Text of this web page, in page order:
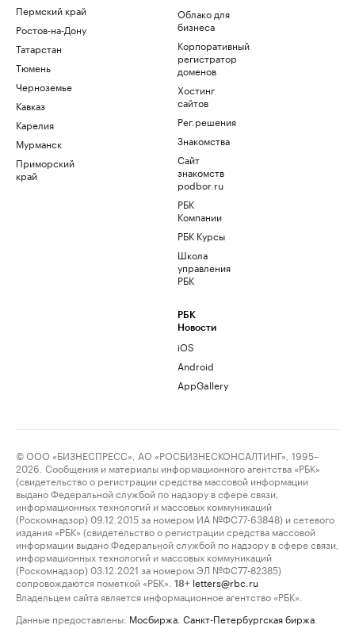
Пермский край
Ростов-на-Дону
Татарстан
Тюмень
Черноземье
Кавказ
Карелия
Мурманск
Приморский
край
Облако для
бизнеса
Корпоративный
регистратор
доменов
Хостинг
сайтов
Рег.решения
Знакомства
Сайт
знакомств
podbor.ru
РБК
Компании
РБК Курсы
Школа
управления
РБК
РБК
Новости
iOS
Android
AppGallery
© ООО «БИЗНЕСПРЕСС», АО «РОСБИЗНЕСКОНСАЛТИНГ», 1995–
2026. Сообщения и материалы информационного агентства «РБК»
(свидетельство о регистрации средства массовой информации
выдано Федеральной службой по надзору в сфере связи,
информационных технологий и массовых коммуникаций
(Роскомнадзор) 09.12.2015 за номером ИА №ФС77-63848) и сетевого
издания «РБК» (свидетельство о регистрации средства массовой
информации выдано Федеральной службой по надзору в сфере связи,
информационных технологий и массовых коммуникаций
(Роскомнадзор) 03.12.2021 за номером ЭЛ №ФС77-82385)
сопровождаются пометкой «РБК».
18+ letters@rbc.ru
Владельцем сайта является информационное агентство «РБК».
Данные предоставлены: Мосбиржа Санкт-Петербургская биржа